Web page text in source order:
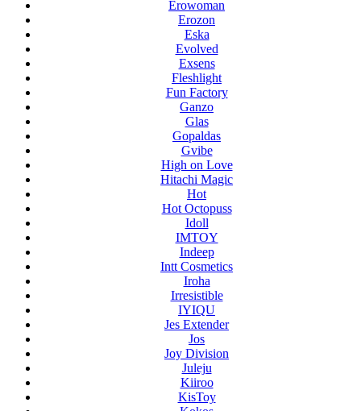
Erowoman
Erozon
Eska
Evolved
Exsens
Fleshlight
Fun Factory
Ganzo
Glas
Gopaldas
Gvibe
High on Love
Hitachi Magic
Hot
Hot Octopuss
Idoll
IMTOY
Indeep
Intt Cosmetics
Iroha
Irresistible
IYIQU
Jes Extender
Jos
Joy Division
Juleju
Kiiroo
KisToy